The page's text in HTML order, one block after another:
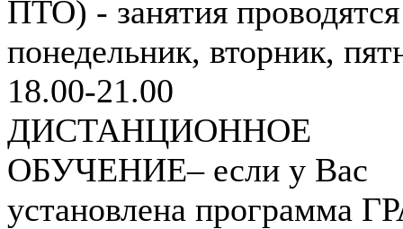
ПТО) - занятия проводятся
понедельник, вторник,
18.00-21.00
ДИСТАНЦИОННОЕ
ОБУЧЕНИЕ– если у Вас
установлена программа